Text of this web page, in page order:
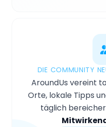
DIE COMMUNITY
AroundUs vereint
Orte, lokale Tipps
täglich